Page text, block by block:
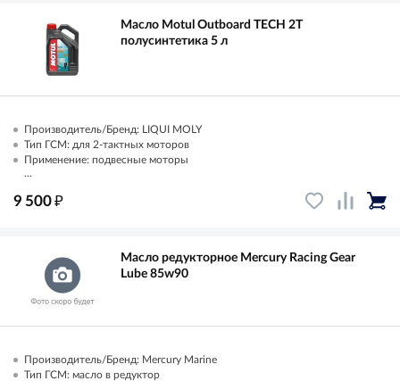
Масло Motul Outboard TECH 2T
полусинтетика 5 л
Производитель/Бренд: LIQUI MOLY
Тип ГСМ: для 2-тактных моторов
Применение: подвесные моторы
...
9 500₽
Масло редукторное Mercury Racing Gear
Lube 85w90
Производитель/Бренд: Mercury Marine
Тип ГСМ: масло в редуктор